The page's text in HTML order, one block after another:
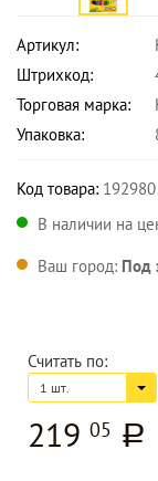
Артикул:
Штрихкод:
Торговая марка:
Упаковка:
Код товара: 192980
В наличии на
Ваш город: Под
Считать по:
1 шт.
219 05 a